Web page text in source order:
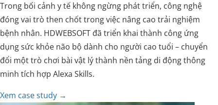
Trong bối cảnh y tế không ngừng phát triển, công nghệ
đóng vai trò then chốt trong việc nâng cao trải nghiệm
bệnh nhân. HDWEBSOFT đã triển khai thành công ứng
dụng sức khỏe não bộ dành cho người cao tuổi – chuyển
đổi một trò chơi bài vật lý thành nền tảng di động thông
minh tích hợp Alexa Skills.
Xem case study →